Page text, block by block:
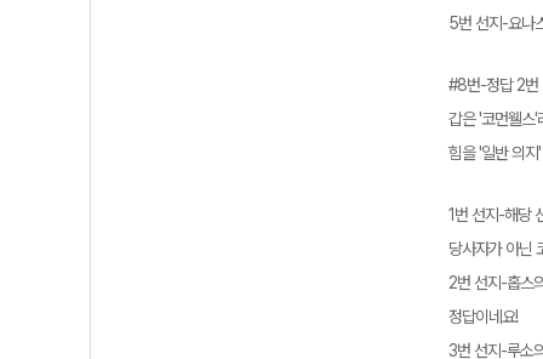
5번 선지-요나
#8번-정답 2번
갑은 '코먼웰스'
힘을 '일반 의
1번 선지-해당
당사자가 아닌
2번 선지-홉스
정답이네요!
3번 선지-루소